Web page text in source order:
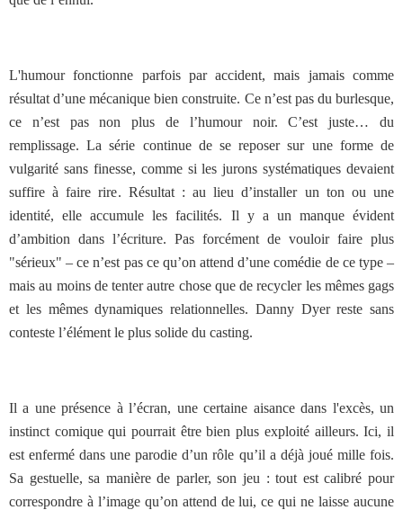
L'humour fonctionne parfois par accident, mais jamais comme
résultat d’une mécanique bien construite. Ce n’est pas du burlesque,
ce n’est pas non plus de l’humour noir. C’est juste… du
remplissage. La série continue de se reposer sur une forme de
vulgarité sans finesse, comme si les jurons systématiques devaient
suffire à faire rire. Résultat : au lieu d’installer un ton ou une
identité, elle accumule les facilités. Il y a un manque évident
d’ambition dans l’écriture. Pas forcément de vouloir faire plus
"sérieux" – ce n’est pas ce qu’on attend d’une comédie de ce type –
mais au moins de tenter autre chose que de recycler les mêmes gags
et les mêmes dynamiques relationnelles. Danny Dyer reste sans
conteste l’élément le plus solide du casting.
Il a une présence à l’écran, une certaine aisance dans l'excès, un
instinct comique qui pourrait être bien plus exploité ailleurs. Ici, il
est enfermé dans une parodie d’un rôle qu’il a déjà joué mille fois.
Sa gestuelle, sa manière de parler, son jeu : tout est calibré pour
correspondre à l’image qu’on attend de lui, ce qui ne laisse aucune